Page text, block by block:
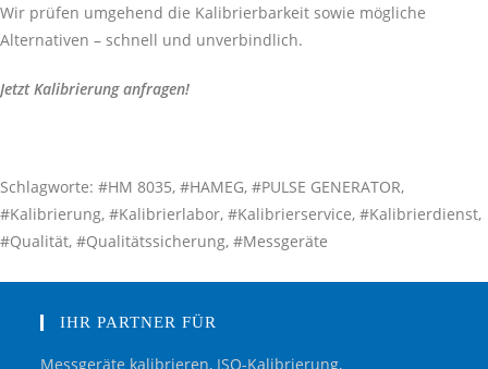
Wir prüfen umgehend die Kalibrierbarkeit sowie mögliche
Alternativen – schnell und unverbindlich.
Jetzt Kalibrierung anfragen!
Schlagworte: #HM 8035, #HAMEG, #PULSE GENERATOR,
#Kalibrierung, #Kalibrierlabor, #Kalibrierservice, #Kalibrierdienst,
#Qualität, #Qualitätssicherung, #Messgeräte
IHR PARTNER FÜR
Messgeräte kalibrieren, ISO-Kalibrierung,